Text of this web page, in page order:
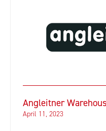
Angleitner
April 11, 2023